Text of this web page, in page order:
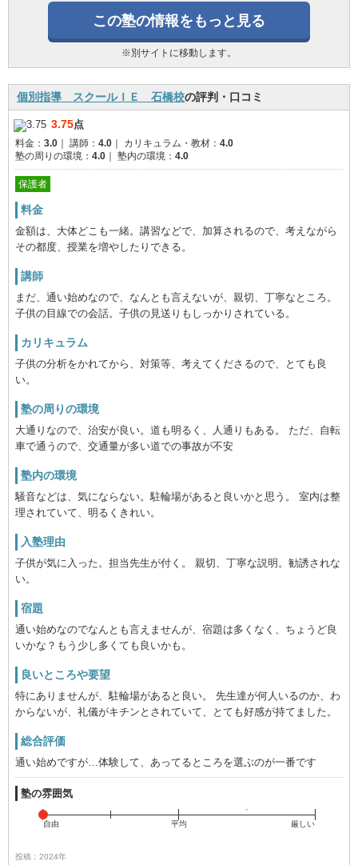
この塾の情報をもっと見る
※別サイトに移動します。
個別指導 スクールＩＥ 石橋校の評判・口コミ
3.75点
料金： 3.0 講師： 4.0 カリキュラム・教材： 4.0
塾の周りの環境： 4.0 塾内の環境： 4.0
保護者
料金
金額は、大体どこも一緒。講習などで、加算されるので、考えながら
その都度、授業を増やしたりできる。
講師
まだ、通い始めなので、なんとも言えないが、親切、丁寧なところ。
子供の目線での会話。子供の見送りもしっかりされている。
カリキュラム
子供の分析をかれてから、対策等、考えてくださるので、とても良
い。
塾の周りの環境
大通りなので、治安が良い。道も明るく、人通りもある。 ただ、自転
車で通うので、交通量が多い道での事故が不安
塾内の環境
騒音などは、気にならない。駐輪場があると良いかと思う。 室内は整
理されていて、明るくきれい。
入塾理由
子供が気に入った。担当先生が付く。 親切、丁寧な説明。勧誘されな
い。
宿題
通い始めなのでなんとも言えませんが、宿題は多くなく、ちょうど良
いかな？もう少し多くても良いかも。
良いところや要望
特にありませんが、駐輪場があると良い。 先生達が何人いるのか、わ
からないが、礼儀がキチンとされていて、とても好感が持てました。
総合評価
通い始めですが…体験して、あってるところを選ぶのが一番です
塾の雰囲気
自由 平均 厳しい
投稿：2024年